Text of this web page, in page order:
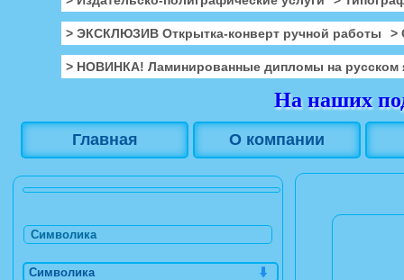
> ЭКСКЛЮЗИВ Открытка-конверт ручной работы >
> НОВИНКА! Ламинированные дипломы на русском
На наших
Главная О компании
Символика
Символика